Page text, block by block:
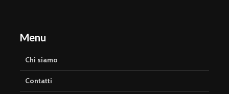
Menu
Chi siamo
Contatti